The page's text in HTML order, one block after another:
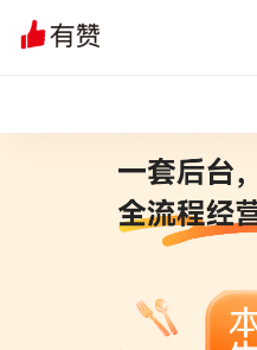
文章 问诊